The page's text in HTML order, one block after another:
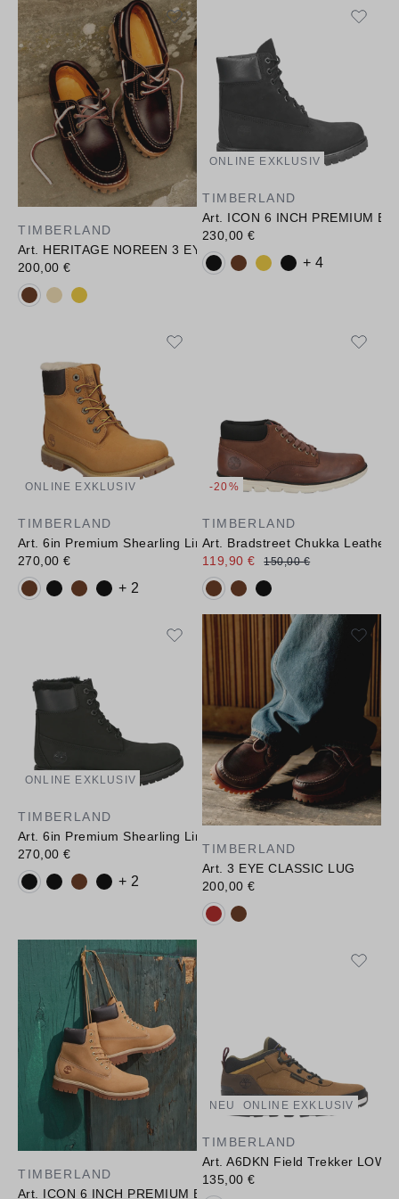
TIMBERLAND
Art. HERITAGE NOREEN 3 EYE
200,00 €
Verfügbare Farbvarianten:
ONLINE EXKLUSIV
TIMBERLAND
Art. ICON 6 INCH PREMIUM
230,00 €
Verfügbare Farbvarianten:
+ 4
ONLINE EXKLUSIV
TIMBERLAND
Art. 6in Premium Shearling Lined WP Boot
270,00 €
Verfügbare Farbvarianten:
+ 2
-20%
TIMBERLAND
Art. Bradstreet Chukka Leather
119,90 €
150,00 €
Verfügbare Farbvarianten:
ONLINE EXKLUSIV
TIMBERLAND
Art. 6in Premium Shearling Lined WP Boot
270,00 €
Verfügbare Farbvarianten:
+ 2
TIMBERLAND
Art. 3 EYE CLASSIC LUG
200,00 €
Verfügbare Farbvarianten:
TIMBERLAND
Art. ICON 6 INCH PREMIUM BOOT
NEU ONLINE EXKLUSIV
TIMBERLAND
Art. A6DKN Field Trekker LOW
135,00 €